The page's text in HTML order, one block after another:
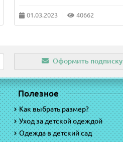
01.03.2023 40662
Оформить подписку
Полезное
Как выбрать размер?
Уход за детской одеждой
Одежда в детский сад